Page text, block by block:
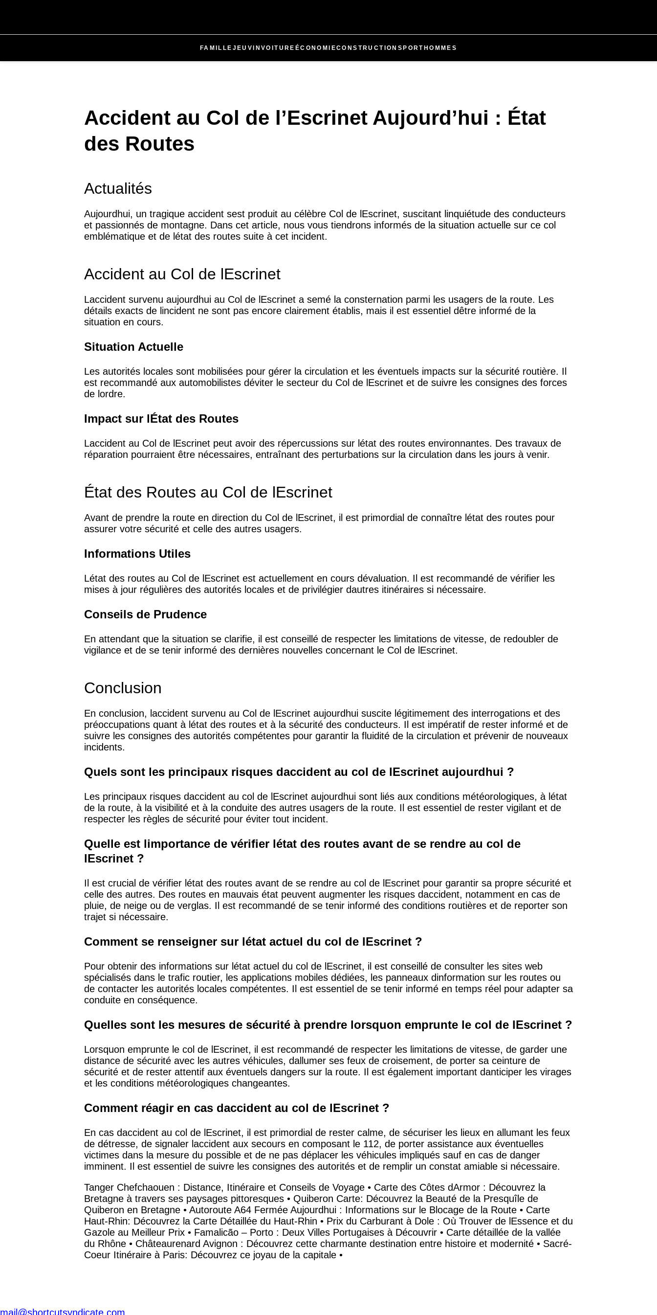
FAMILLE JEU VIN VOITURE ÉCONOMIECONSTRUCTION SPORT HOMMES
Accident au Col de l’Escrinet Aujourd’hui : État
des Routes
Actualités
Aujourdhui, un tragique accident sest produit au célèbre Col de lEscrinet, suscitant linquiétude des conducteurs
et passionnés de montagne. Dans cet article, nous vous tiendrons informés de la situation actuelle sur ce col
emblématique et de létat des routes suite à cet incident.
Accident au Col de lEscrinet
Laccident survenu aujourdhui au Col de lEscrinet a semé la consternation parmi les usagers de la route. Les
détails exacts de lincident ne sont pas encore clairement établis, mais il est essentiel dêtre informé de la
situation en cours.
Situation Actuelle
Les autorités locales sont mobilisées pour gérer la circulation et les éventuels impacts sur la sécurité routière. Il
est recommandé aux automobilistes déviter le secteur du Col de lEscrinet et de suivre les consignes des forces
de lordre.
Impact sur lÉtat des Routes
Laccident au Col de lEscrinet peut avoir des répercussions sur létat des routes environnantes. Des travaux de
réparation pourraient être nécessaires, entraînant des perturbations sur la circulation dans les jours à venir.
État des Routes au Col de lEscrinet
Avant de prendre la route en direction du Col de lEscrinet, il est primordial de connaître létat des routes pour
assurer votre sécurité et celle des autres usagers.
Informations Utiles
Létat des routes au Col de lEscrinet est actuellement en cours dévaluation. Il est recommandé de vérifier les
mises à jour régulières des autorités locales et de privilégier dautres itinéraires si nécessaire.
Conseils de Prudence
En attendant que la situation se clarifie, il est conseillé de respecter les limitations de vitesse, de redoubler de
vigilance et de se tenir informé des dernières nouvelles concernant le Col de lEscrinet.
Conclusion
En conclusion, laccident survenu au Col de lEscrinet aujourdhui suscite légitimement des interrogations et des
préoccupations quant à létat des routes et à la sécurité des conducteurs. Il est impératif de rester informé et de
suivre les consignes des autorités compétentes pour garantir la fluidité de la circulation et prévenir de nouveaux
incidents.
Quels sont les principaux risques daccident au col de lEscrinet aujourdhui ?
Les principaux risques daccident au col de lEscrinet aujourdhui sont liés aux conditions météorologiques, à létat
de la route, à la visibilité et à la conduite des autres usagers de la route. Il est essentiel de rester vigilant et de
respecter les règles de sécurité pour éviter tout incident.
Quelle est limportance de vérifier létat des routes avant de se rendre au col de
lEscrinet ?
Il est crucial de vérifier létat des routes avant de se rendre au col de lEscrinet pour garantir sa propre sécurité et
celle des autres. Des routes en mauvais état peuvent augmenter les risques daccident, notamment en cas de
pluie, de neige ou de verglas. Il est recommandé de se tenir informé des conditions routières et de reporter son
trajet si nécessaire.
Comment se renseigner sur létat actuel du col de lEscrinet ?
Pour obtenir des informations sur létat actuel du col de lEscrinet, il est conseillé de consulter les sites web
spécialisés dans le trafic routier, les applications mobiles dédiées, les panneaux dinformation sur les routes ou
de contacter les autorités locales compétentes. Il est essentiel de se tenir informé en temps réel pour adapter sa
conduite en conséquence.
Quelles sont les mesures de sécurité à prendre lorsquon emprunte le col de lEscrinet ?
Lorsquon emprunte le col de lEscrinet, il est recommandé de respecter les limitations de vitesse, de garder une
distance de sécurité avec les autres véhicules, dallumer ses feux de croisement, de porter sa ceinture de
sécurité et de rester attentif aux éventuels dangers sur la route. Il est également important danticiper les virages
et les conditions météorologiques changeantes.
Comment réagir en cas daccident au col de lEscrinet ?
En cas daccident au col de lEscrinet, il est primordial de rester calme, de sécuriser les lieux en allumant les feux
de détresse, de signaler laccident aux secours en composant le 112, de porter assistance aux éventuelles
victimes dans la mesure du possible et de ne pas déplacer les véhicules impliqués sauf en cas de danger
imminent. Il est essentiel de suivre les consignes des autorités et de remplir un constat amiable si nécessaire.
Tanger Chefchaouen : Distance, Itinéraire et Conseils de Voyage • Carte des Côtes dArmor : Découvrez la
Bretagne à travers ses paysages pittoresques • Quiberon Carte: Découvrez la Beauté de la Presquîle de
Quiberon en Bretagne • Autoroute A64 Fermée Aujourdhui : Informations sur le Blocage de la Route • Carte
Haut-Rhin: Découvrez la Carte Détaillée du Haut-Rhin • Prix du Carburant à Dole : Où Trouver de lEssence et du
Gazole au Meilleur Prix • Famalicão – Porto : Deux Villes Portugaises à Découvrir • Carte détaillée de la vallée
du Rhône • Châteaurenard Avignon : Découvrez cette charmante destination entre histoire et modernité • Sacré-
Coeur Itinéraire à Paris: Découvrez ce joyau de la capitale •
mail@shortcutsyndicate.com